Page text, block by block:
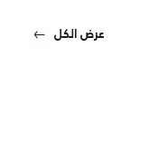
عرض الكل